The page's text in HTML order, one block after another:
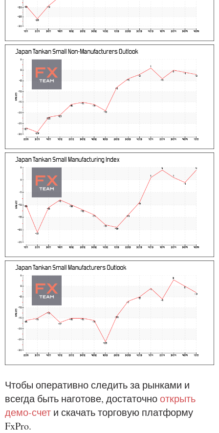
Чтобы оперативно следить за рынками и
всегда быть наготове, достаточнооткрыть
демо-счет и скачать торговую платформу
FxPro.